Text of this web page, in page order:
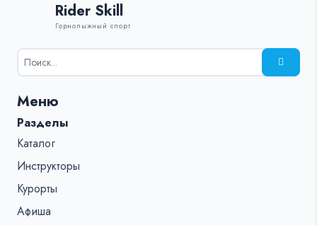
Rider Skill
Горнолыжный спорт
Результаты
поиска
%s:
Меню
Разделы
Каталог
Инструкторы
Курорты
Афиша